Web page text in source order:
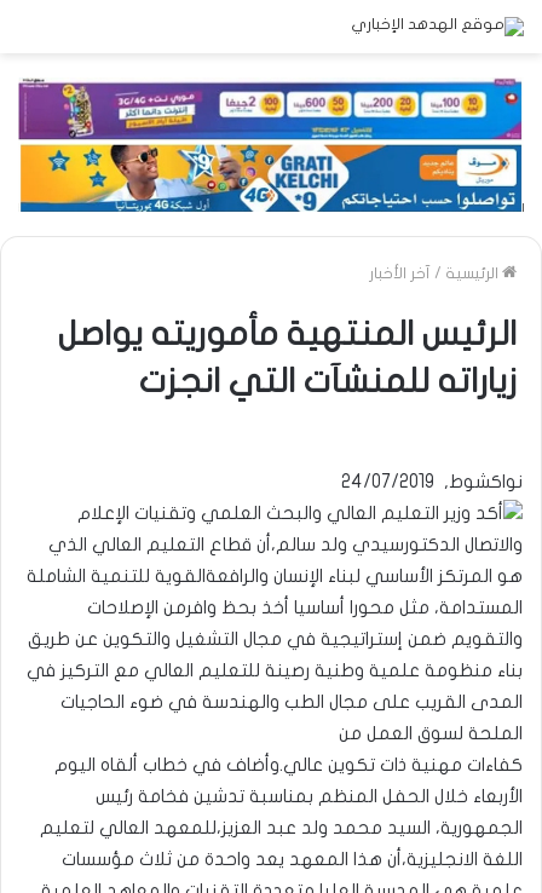
الرئيسية / آخر الأخبار
الرئيس المنتهية مأموريته يواصل
زياراته للمنشآت التي انجزت
نواكشوط, 24/07/2019
أكد وزير التعليم العالي والبحث العلمي وتقنيات الإعلام
والاتصال الدكتورسيدي ولد سالم،أن قطاع التعليم العالي الذي
هو المرتكز الأساسي لبناء الإنسان والرافعةالقوية للتنمية الشاملة
المستدامة، مثل محورا أساسيا أخذ بحظ وافرمن الإصلاحات
والتقويم ضمن إستراتيجية في مجال التشغيل والتكوين عن طريق
بناء منظومة علمية وطنية رصينة للتعليم العالي مع التركيز في
المدى القريب على مجال الطب والهندسة في ضوء الحاجيات
الملحة لسوق العمل من
كفاءات مهنية ذات تكوين عالي.وأضاف في خطاب ألقاه اليوم
الأربعاء خلال الحفل المنظم بمناسبة تدشين فخامة رئيس
الجمهورية، السيد محمد ولد عبد العزيز،للمعهد العالي لتعليم
اللغة الانجليزية،أن هذا المعهد يعد واحدة من ثلاث مؤسسات